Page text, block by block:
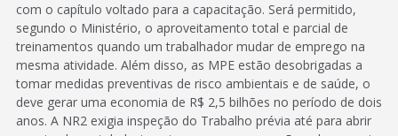
com o capítulo voltado para a capacitação. Será permitido,
segundo o Ministério, o aproveitamento total e parcial de
treinamentos quando um trabalhador mudar de emprego na
mesma atividade. Além disso, as MPE estão desobrigadas a
tomar medidas preventivas de risco ambientais e de saúde, o
deve gerar uma economia de R$ 2,5 bilhões no período de dois
anos. A NR2 exigia inspeção do Trabalho prévia até para abrir